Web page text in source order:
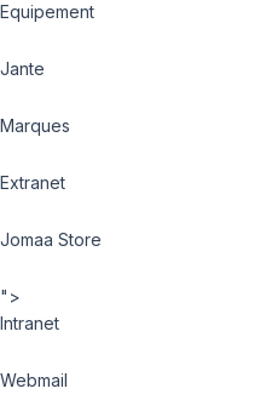
Equipement
Jante
Marques
Extranet
Jomaa Store
">
Intranet
Webmail